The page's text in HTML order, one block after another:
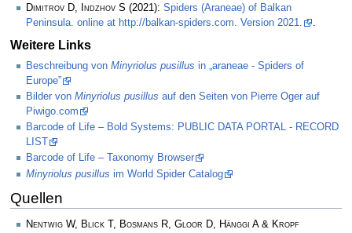
Dimitrov D, Indzhov S (2021): Spiders (Araneae) of Balkan
Peninsula. online at http://balkan-spiders.com. Version 2021.
Weitere Links
Beschreibung von Minyriolus pusillus in „araneae - Spiders of
Europe”
Bilder von Minyriolus pusillus auf den Seiten von Pierre Oger auf
Piwigo.com
Barcode of Life – Bold Systems: PUBLIC DATA PORTAL - RECORD
LIST
Barcode of Life – Taxonomy Browser
Minyriolus pusillus im World Spider Catalog
Quellen
Nentwig W, Blick T, Bosmans R, Gloor D, Hänggi A & Kropf